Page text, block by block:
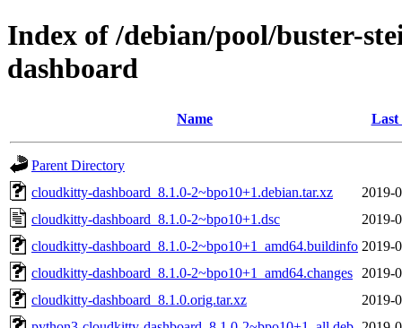
Index of /debian/pool/buster-
dashboard
Name Last
Parent Directory
cloudkitty-dashboard_8.1.0-2~bpo10+1.debian.tar.xz
2019-
cloudkitty-dashboard_8.1.0-2~bpo10+1.dsc
2019-
cloudkitty-dashboard_8.1.0-2~bpo10+1_amd64.buildinfo 2019-
cloudkitty-dashboard_8.1.0-2~bpo10+1_amd64.changes
2019-
cloudkitty-dashboard_8.1.0.orig.tar.xz
2019-